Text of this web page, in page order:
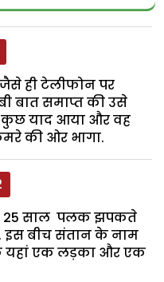
ही टेलीफोन पर
बात समाप्त की उसे
याद आया और वह
की ओर भागा.
25 साल पलक झपकते
इस बीच संतान के नाम
यहां एक लड़का और एक